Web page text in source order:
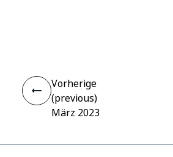
Vorherige
(previous)
März 2023